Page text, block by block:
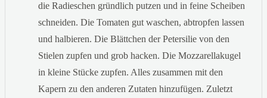
die Radieschen gründlich putzen und in feine Scheiben
schneiden. Die Tomaten gut waschen, abtropfen lassen
und halbieren. Die Blättchen der Petersilie von den
Stielen zupfen und grob hacken. Die Mozzarellakugel
in kleine Stücke zupfen. Alles zusammen mit den
Kapern zu den anderen Zutaten hinzufügen. Zuletzt